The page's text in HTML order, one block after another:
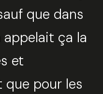
que dans
ça la
et
que pour les